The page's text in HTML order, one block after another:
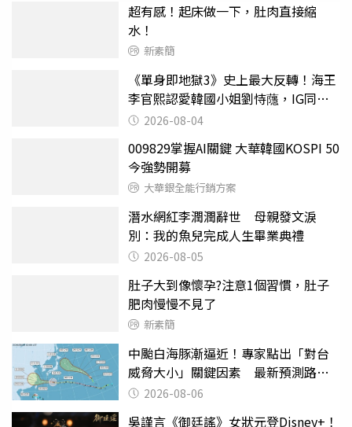
超有感！起床做一下，肚肉直接縮
水！
新素簡
《單身即地獄3》史上最大反轉！海王
李官熙認愛韓國小姐劉恃蘟，IG同步
放閃：未來我們會互相珍惜、為彼此
2026-08-04
009829掌握AI關鍵 大華韓國KOSPI 50
今強勢開募
大華銀全能行銷方案
潛水網紅李潤潤辭世 母親發文淚
別：我的魚兒完成人生畢業典禮
2026-08-05
肚子大到像懷孕?注意1個習慣，肚子
肥肉慢慢不見了
新素簡
中颱白海豚漸逼近！專家點出「對台
威脅大小」關鍵因素 最新預測路徑
曝 2026-08-06
吳謹言《御廷謠》女狀元登Disney+！